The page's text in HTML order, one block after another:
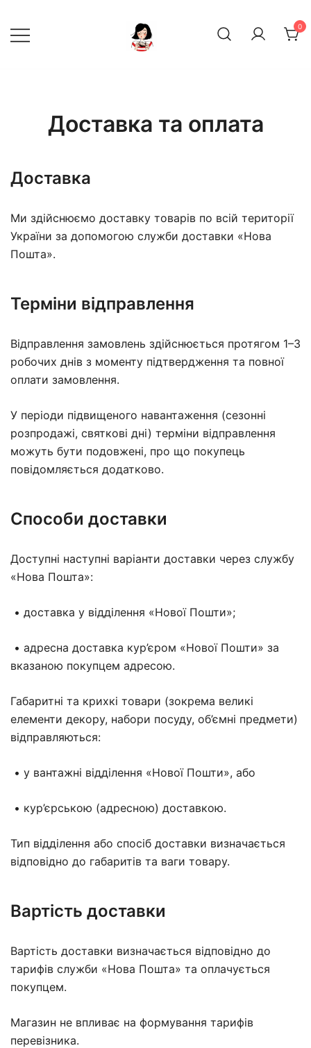
до
вмісту
0
Доставка та оплата
Доставка
Ми здійснюємо доставку товарів по всій території
України за допомогою служби доставки «Нова
Пошта».
Терміни відправлення
Відправлення замовлень здійснюється протягом 1–3
робочих днів з моменту підтвердження та повної
оплати замовлення.
У періоди підвищеного навантаження (сезонні
розпродажі, святкові дні) терміни відправлення
можуть бути подовжені, про що покупець
повідомляється додатково.
Способи доставки
Доступні наступні варіанти доставки через службу
«Нова Пошта»:
• доставка у відділення «Нової Пошти»;
• адресна доставка кур’єром «Нової Пошти» за
вказаною покупцем адресою.
Габаритні та крихкі товари (зокрема великі
елементи декору, набори посуду, об’ємні предмети)
відправляються:
• у вантажні відділення «Нової Пошти», або
• кур’єрською (адресною) доставкою.
Тип відділення або спосіб доставки визначається
відповідно до габаритів та ваги товару.
Вартість доставки
Вартість доставки визначається відповідно до
тарифів служби «Нова Пошта» та оплачується
покупцем.
Магазин не впливає на формування тарифів
перевізника.